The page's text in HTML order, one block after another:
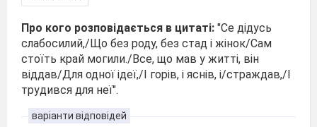
Про кого розповідається в цитаті: "Се дідусь
слабосилий,/Що без роду, без стад і жінок/Сам
стоїть край могили./Все, що мав у житті, він
віддав/Для одної ідеї,/І горів, і яснів, і/страждав,/І
трудився для неї".
варіанти відповідей